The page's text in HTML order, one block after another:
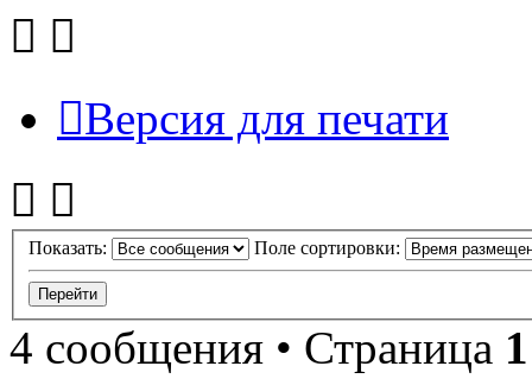
Версия для печати
Показать: Поле сортировки:
4 сообщения • Страница 1